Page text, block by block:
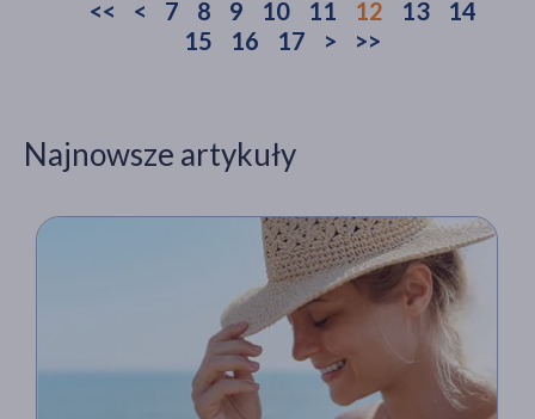
<< < 7 8 9 10 11 12 13
14
15
16 17 > >>
Najnowsze artykuły